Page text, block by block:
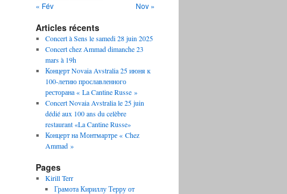
« Fév
Nov »
Articles récents
Concert à Sens le samedi 28 juin 2025
Concert chez Ammad dimanche 23
mars à 19h
Концерт Novaia Avstralia 25 июня к
100-летию прославленного
ресторана « La Cantine Russe »
Concert Novaia Avstralia le 25 juin
dédié aux 100 ans du celèbre
restaurant «La Cantine Russe»
Концерт на Монтмартре « Chez
Ammad »
Pages
Kirill Terr
Грамота Кириллу Терру от